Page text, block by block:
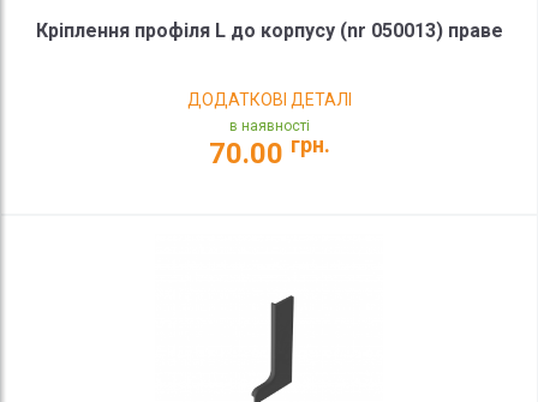
Кріплення профіля L до корпусу (nr 050013) праве
ДОДАТКОВІ ДЕТАЛІ
в наявності
70.00 грн.